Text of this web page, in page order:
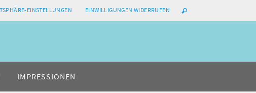
EINSTELLUNGEN EINWILLIGUNGEN WIDERRUFEN
IMPRESSIONEN